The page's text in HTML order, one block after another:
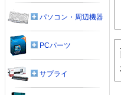
パソコン・周辺機器
PCパーツ
サプライ